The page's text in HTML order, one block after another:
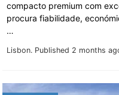
Lisbon. Published 2 months
compacto premium com
procura fiabilidade,
…